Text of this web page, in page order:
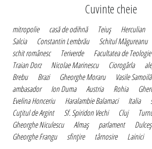
Cuvinte cheie
mitropolie casă de odihnă Teiuş Herculian
Salcia
Constantin Lembrău Schitul Măgureanu
schit românesc
Teriverde Facultatea de Teologie
Traian Dorz
Nicolae Marinescu Ciorogârla
Brebu
Brazi Gheorghe Moraru Vasile Samoilă
ambasador
Ion Duma Austria Rohia
Evelina Honceriu
Haralambie Balamaci Italia
Cuţitul de Argint
Sf. Spiridon Vechi Cluj
Gheorghe Niculescu
Almaş parlament
Gheorghe Frangu
sfinţire târnosire Lainici